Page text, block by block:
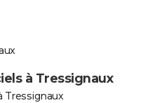
à Tressignaux
Tressignaux